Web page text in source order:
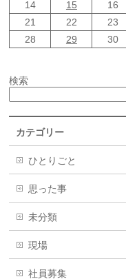
14
15 16
21
22 23
28
29
30
検索
カテゴリー
ひとりごと
思った事
未分類
現場
社員募集